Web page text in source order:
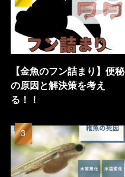
【金魚のフン詰まり】便秘
の原因と解決策を考え
る！！